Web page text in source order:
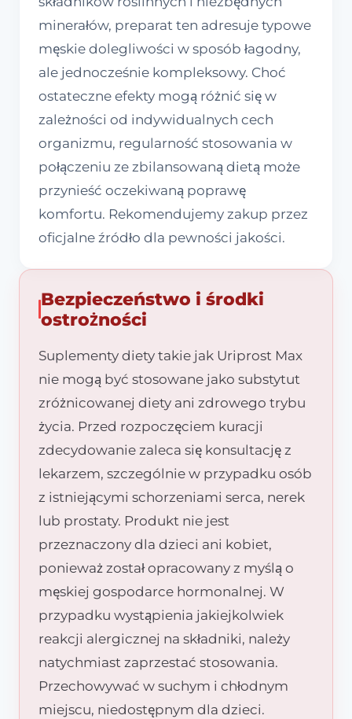
minerałów, preparat ten adresuje typowe
męskie dolegliwości w sposób łagodny,
ale jednocześnie kompleksowy. Choć
ostateczne efekty mogą różnić się w
zależności od indywidualnych cech
organizmu, regularność stosowania w
połączeniu ze zbilansowaną dietą może
przynieść oczekiwaną poprawę
komfortu. Rekomendujemy zakup przez
oficjalne źródło dla pewności jakości.
Bezpieczeństwo i środki
ostrożności
Suplementy diety takie jak Uriprost Max
nie mogą być stosowane jako substytut
zróżnicowanej diety ani zdrowego trybu
życia. Przed rozpoczęciem kuracji
zdecydowanie zaleca się konsultację z
lekarzem, szczególnie w przypadku osób
z istniejącymi schorzeniami serca, nerek
lub prostaty. Produkt nie jest
przeznaczony dla dzieci ani kobiet,
ponieważ został opracowany z myślą o
męskiej gospodarce hormonalnej. W
przypadku wystąpienia jakiejkolwiek
reakcji alergicznej na składniki, należy
natychmiast zaprzestać stosowania.
Przechowywać w suchym i chłodnym
miejscu, niedostępnym dla dzieci.